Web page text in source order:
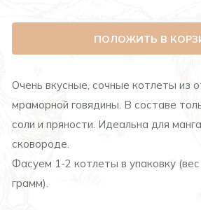
ПОЛОЖИТЬ В
Очень вкусные, сочные котлеты из
мраморной говядины. В составе
соли и пряности. Идеальна для
сковороде.
Фасуем 1-2 котлеты в упаковку
грамм).